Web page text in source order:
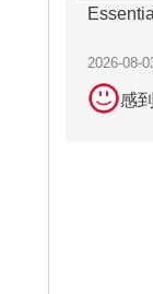
2026-08-
感